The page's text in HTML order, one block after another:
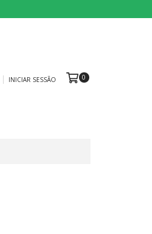
INICIAR SESSÃO 0